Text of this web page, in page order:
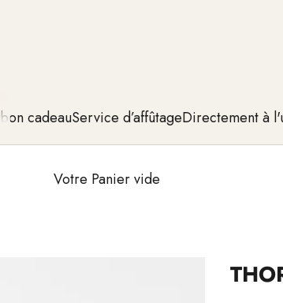
bon cadeauService d’affûtageDirectement à
Votre Panier vide